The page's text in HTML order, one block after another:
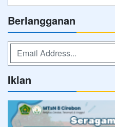
Berlangganan
Iklan